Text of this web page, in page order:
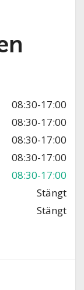
08:30-17:00
08:30-17:00
08:30-17:00
08:30-17:00
08:30-17:00
Stängt
Stängt